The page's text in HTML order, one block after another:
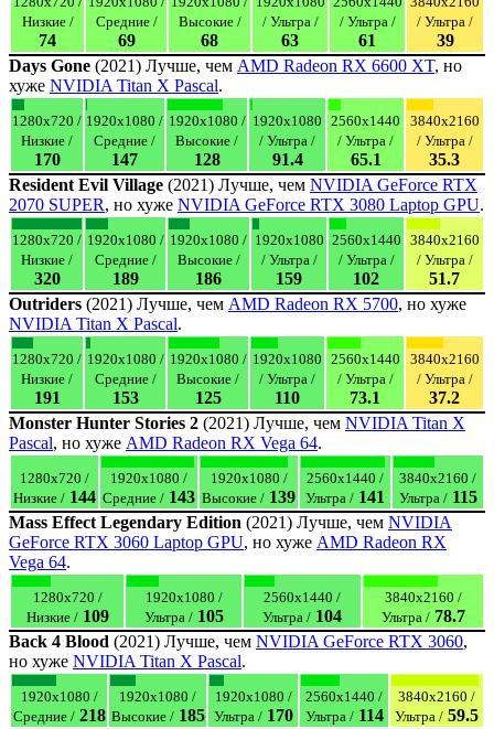
Низкие /
74
Средние /
69
Высокие /
68
/ Ультра /
63
/ Ультра /
61
/ Ультра /
39
Days Gone (2021) Лучше, чем AMD Radeon RX 6600 XT, но
хуже NVIDIA Titan X Pascal.
1280x720 /
Низкие /
170
1920x1080 /
Средние /
147
1920x1080 /
Высокие /
128
1920x1080
/ Ультра /
91.4
2560x1440
/ Ультра /
65.1
3840x2160
/ Ультра /
35.3
Resident Evil Village (2021) Лучше, чем NVIDIA GeForce RTX
2070 SUPER, но хуже NVIDIA GeForce RTX 3080 Laptop GPU.
1280x720 /
Низкие /
320
1920x1080 /
Средние /
189
1920x1080 /
Высокие /
186
1920x1080
/ Ультра /
159
2560x1440
/ Ультра /
102
3840x2160
/ Ультра /
51.7
Outriders (2021) Лучше, чем AMD Radeon RX 5700, но хуже
NVIDIA Titan X Pascal.
1280x720 /
Низкие /
191
1920x1080 /
Средние /
153
1920x1080 /
Высокие /
125
1920x1080
/ Ультра /
110
2560x1440
/ Ультра /
73.1
3840x2160
/ Ультра /
37.2
Monster Hunter Stories 2 (2021) Лучше, чем NVIDIA Titan X
Pascal, но хуже AMD Radeon RX Vega 64.
1280x720 /
Низкие / 144
1920x1080 /
Средние / 143
1920x1080 /
Высокие / 139
2560x1440 /
Ультра / 141
3840x2160 /
Ультра / 115
Mass Effect Legendary Edition (2021) Лучше, чем NVIDIA
GeForce RTX 3060 Laptop GPU, но хуже AMD Radeon RX
Vega 64.
1280x720 /
Низкие / 109
1920x1080 /
Ультра / 105
2560x1440 /
Ультра / 104
3840x2160 /
Ультра / 78.7
Back 4 Blood (2021) Лучше, чем NVIDIA GeForce RTX 3060,
но хуже NVIDIA Titan X Pascal.
1920x1080 /
Средние / 218
1920x1080 /
Высокие / 185
1920x1080 /
Ультра / 170
2560x1440 /
Ультра / 114
3840x2160 /
Ультра / 59.5